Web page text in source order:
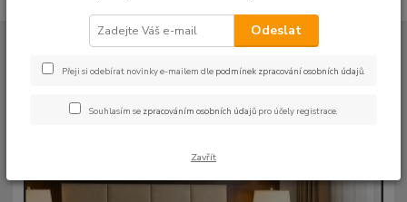
POVLEČENÍ
Povlečení microtop - krémové
Odeslat
Přeji si odebírat novinky e-mailem dle podmínek zpracování osobních údajů.
Souhlasím se zpracováním osobních údajů pro účely registrace.
Zavřít